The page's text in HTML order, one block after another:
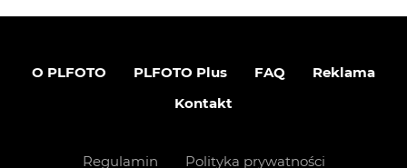
O PLFOTO PLFOTO Plus FAQ
Reklama
Kontakt
Regulamin Polityka prywatności